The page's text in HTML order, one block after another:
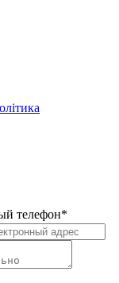
телефон*